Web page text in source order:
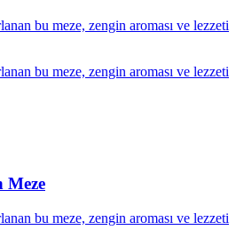
bu meze, zengin aroması ve lezzeti
bu meze, zengin aroması ve lezzeti
Meze
bu meze, zengin aroması ve lezzeti